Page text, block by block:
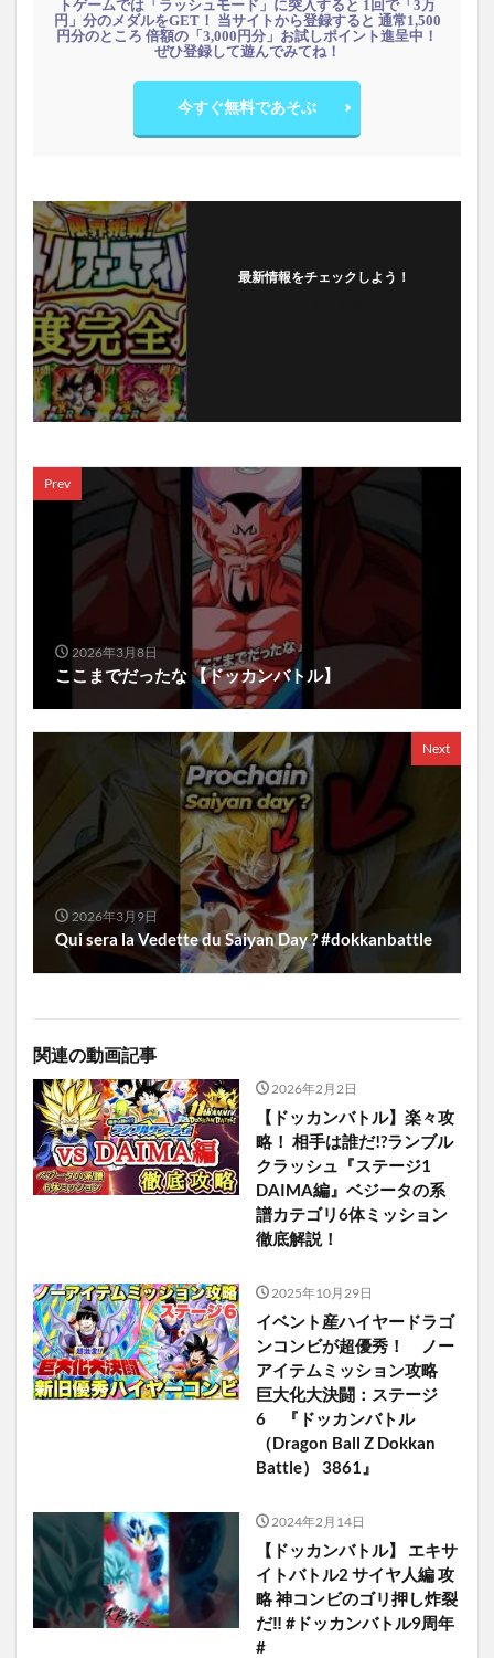
トゲームでは「ラッシュモード」に突入すると 1回で「3万
円」分のメダルをGET！ 当サイトから登録すると 通常1,500
円分のところ 倍額の「3,000円分」お試しポイント進呈中！
ぜひ登録して遊んでみてね！
今すぐ無料であそぶ
最新情報をチェックしよう！
Prev
2026年3月8日
ここまでだったな 【ドッカンバトル】
Next
2026年3月9日
Qui sera la Vedette du Saiyan Day ? #dokkanbattle
関連の動画記事
2026年2月2日
【ドッカンバトル】楽々攻
略！ 相手は誰だ!?ランブル
クラッシュ『ステージ1
DAIMA編』ベジータの系
譜カテゴリ6体ミッション
徹底解説！
2025年10月29日
イベント産ハイヤードラゴ
ンコンビが超優秀！ ノー
アイテムミッション攻略
巨大化大決闘：ステージ
6 『ドッカンバトル
（Dragon Ball Z Dokkan
Battle） 3861』
2024年2月14日
【ドッカンバトル】 エキサ
イトバトル2 サイヤ人編 攻
略 神コンビのゴリ押し炸裂
だ‼️ #ドッカンバトル9周年
#